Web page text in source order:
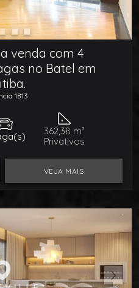
venda com 4
no Batel em
1813
362,38 m²
Privativos
VEJA MAIS